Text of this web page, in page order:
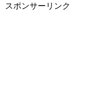
スポンサーリンク